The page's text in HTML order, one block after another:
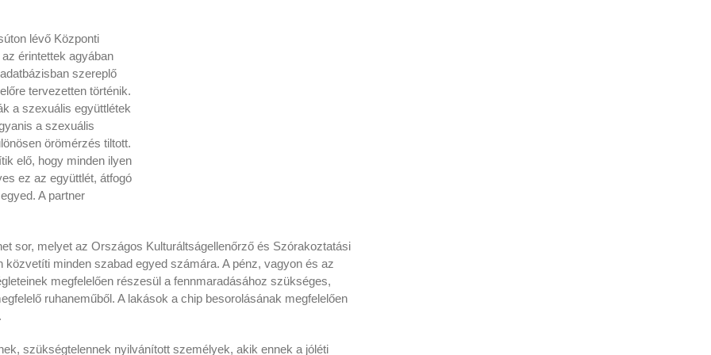
lévő Központi
érintettek agyában
szereplő
tervezetten történik.
a szexuális együttlétek
a szexuális
örömérzés tiltott.
elő, hogy minden ilyen
ez az együttlét, átfogó
A partner
sor, melyet az Országos Kulturáltságellenőrző és Szórakoztatási
minden szabad egyed számára. A pénz, vagyon és az
megfelelően részesül a fennmaradásához szükséges,
ruhaneműből. A lakások a chip besorolásának megfelelően
szükségtelennek nyilvánított személyek, akik ennek a jóléti